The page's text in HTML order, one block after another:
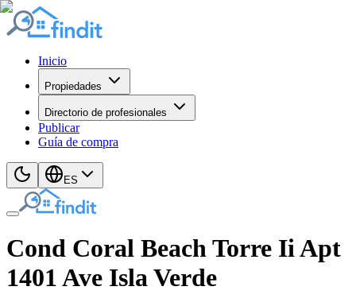
Inicio
Propiedades
Directorio de profesionales
Publicar
Guía de compra
ES
Cond Coral Beach Torre Ii Apt
1401 Ave Isla Verde